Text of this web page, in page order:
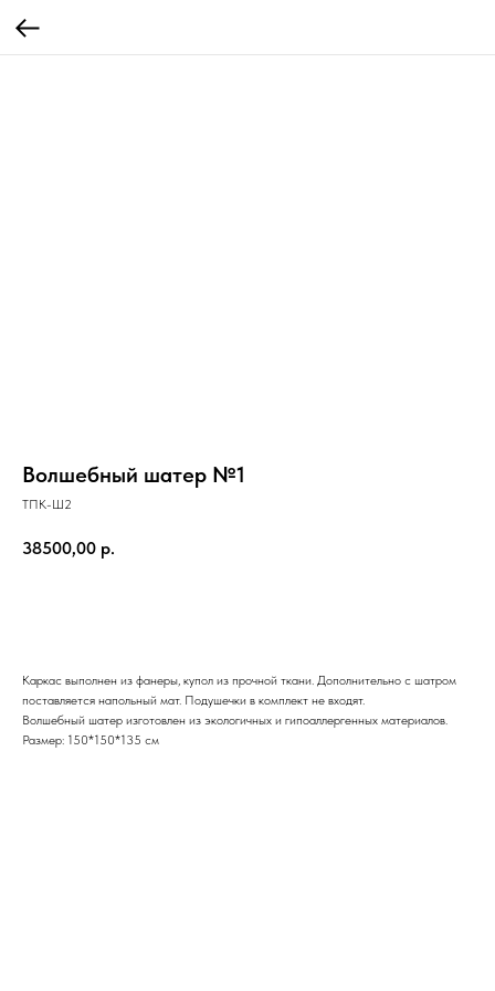
Волшебный шатер №1
ТПК-Ш2
38500,00 р.
Каркас выполнен из фанеры, купол из прочной ткани. Дополнительно с шатром
поставляется напольный мат. Подушечки в комплект не входят.
Волшебный шатер изготовлен из экологичных и гипоаллергенных материалов.
Размер: 150*150*135 см